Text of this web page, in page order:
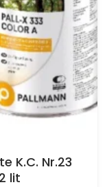
K.C. Nr.23
lit